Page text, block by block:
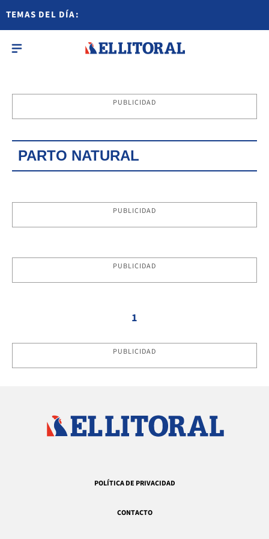
TEMAS DEL DÍA:
PUBLICIDAD
PARTO NATURAL
PUBLICIDAD
PUBLICIDAD
1
PUBLICIDAD
POLÍTICA DE PRIVACIDAD
CONTACTO